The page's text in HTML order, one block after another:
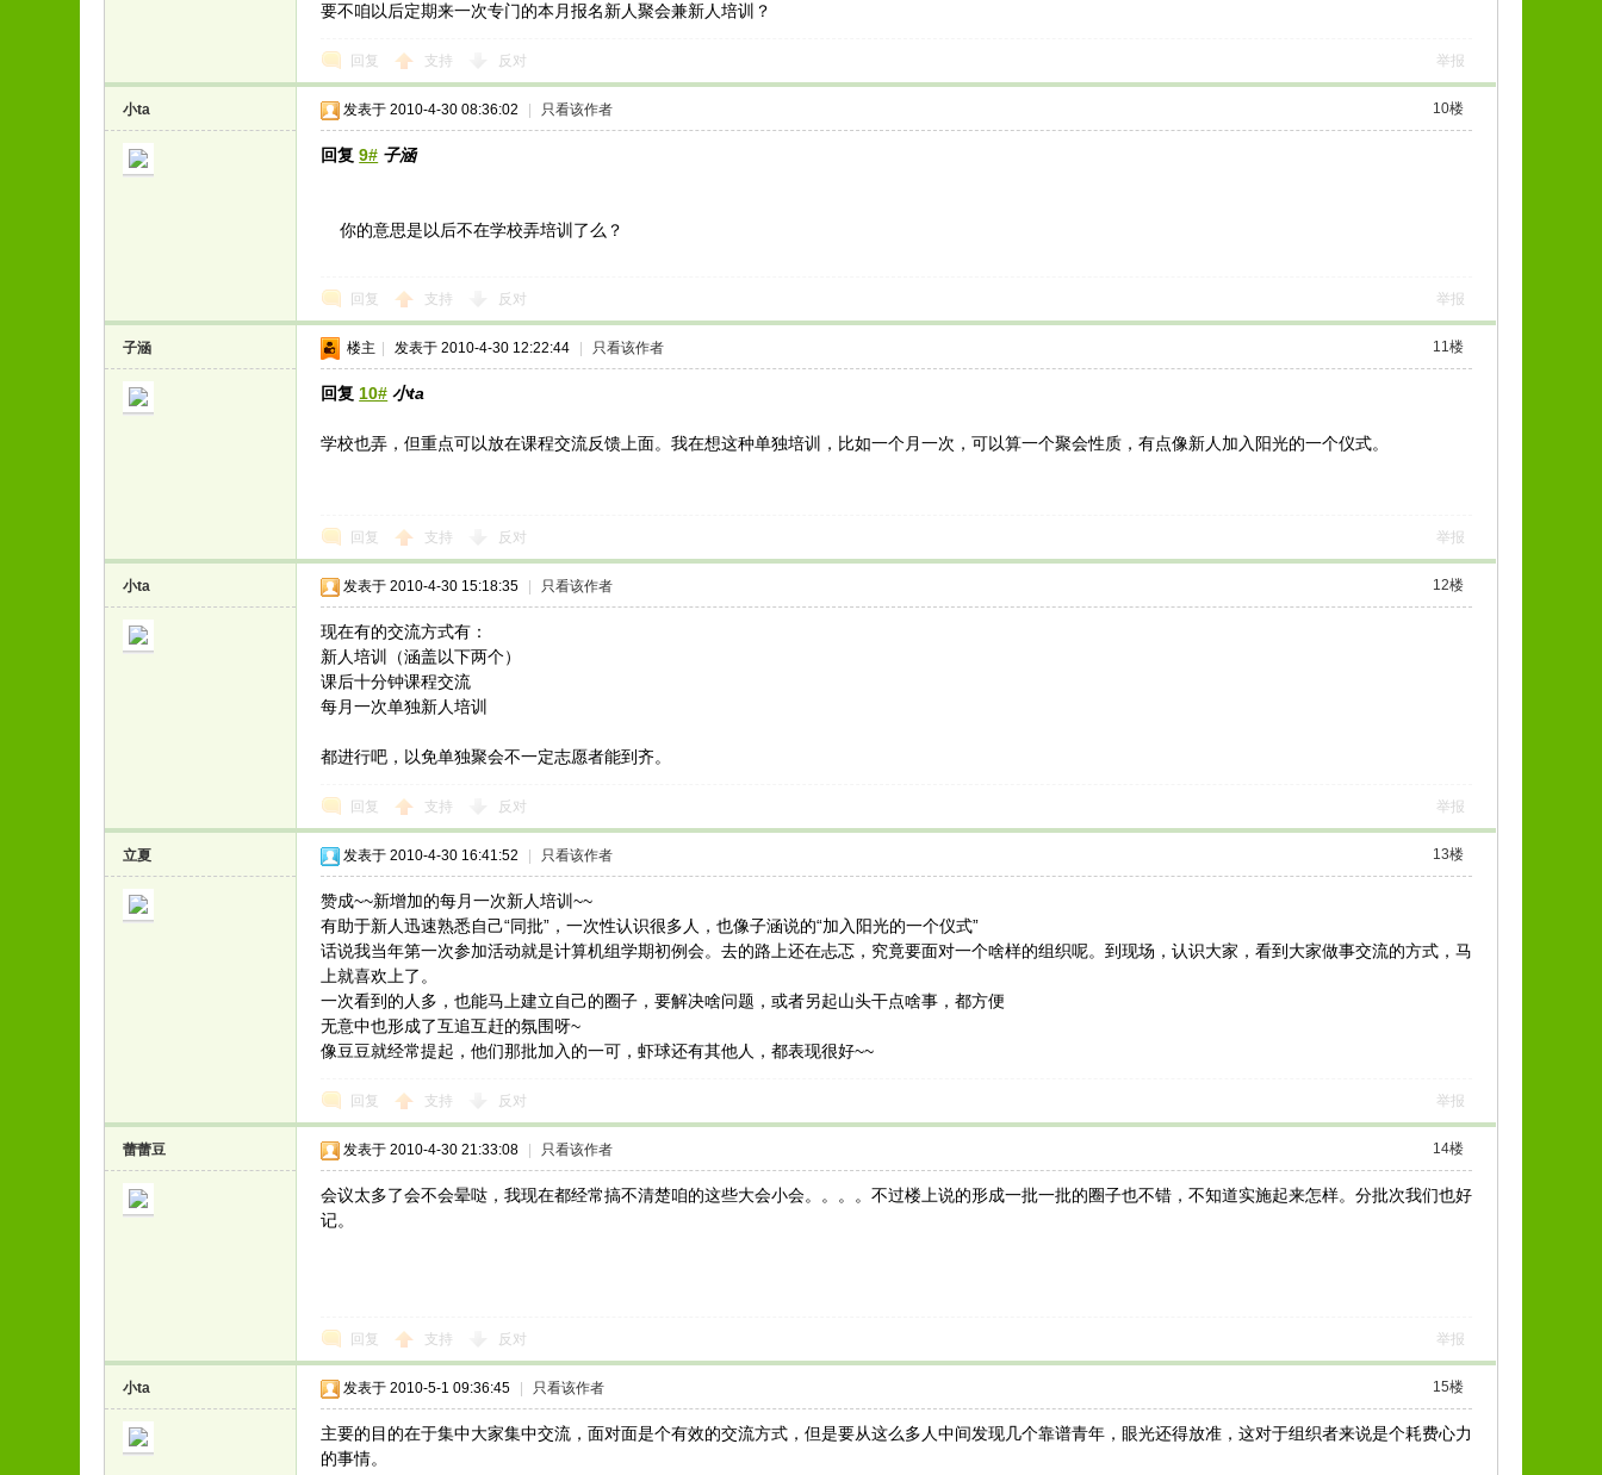
要不咱以后定期来一次专门的本月报名新人聚会兼新人培训？
回复 支持 反对 举报
小ta 10楼
发表于 2010-4-30 08:36:02 只看该作者
回复9# 子涵
你的意思是以后不在学校弄培训了么？
回复 支持 反对 举报
子涵 11楼
楼主 发表于 2010-4-30 12:22:44 只看该作者
回复 10# 小ta
学校也弄，但重点可以放在课程交流反馈上面。我在想这种单独培训，比如一个月一次，可以算一个聚会性质，有点像新人加入阳光的一个仪式。
回复 支持 反对 举报
小ta 12楼
发表于 2010-4-30 15:18:35 只看该作者
现在有的交流方式有：
新人培训（涵盖以下两个）
课后十分钟课程交流
每月一次单独新人培训
都进行吧，以免单独聚会不一定志愿者能到齐。
回复 支持 反对 举报
立夏 13楼
发表于 2010-4-30 16:41:52 只看该作者
赞成~~新增加的每月一次新人培训~~
有助于新人迅速熟悉自己“同批”，一次性认识很多人，也像子涵说的“加入阳光的一个仪式”
话说我当年第一次参加活动就是计算机组学期初例会。去的路上还在忐忑，究竟要面对一个啥样的组织呢。到现场，认识大家，看到大家做事交流的方式，马
上就喜欢上了。
一次看到的人多，也能马上建立自己的圈子，要解决啥问题，或者另起山头干点啥事，都方便
无意中也形成了互追互赶的氛围呀~
像豆豆就经常提起，他们那批加入的一可，虾球还有其他人，都表现很好~~
回复 支持 反对 举报
蕾蕾豆 14楼
发表于 2010-4-30 21:33:08 只看该作者
会议太多了会不会晕哒，我现在都经常搞不清楚咱的这些大会小会。。。。不过楼上说的形成一批一批的圈子也不错，不知道实施起来怎样。分批次我们也好
记。
回复 支持 反对 举报
小ta 15楼
发表于 2010-5-1 09:36:45 只看该作者
主要的目的在于集中大家集中交流，面对面是个有效的交流方式，但是要从这么多人中间发现几个靠谱青年，眼光还得放准，这对于组织者来说是个耗费心力
的事情。